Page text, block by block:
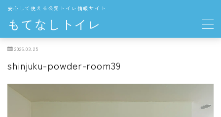
もてなしトイレ
安心して使える公衆トイレ情報サイト
関東
2026.03.25
shinjuku-powder-room39